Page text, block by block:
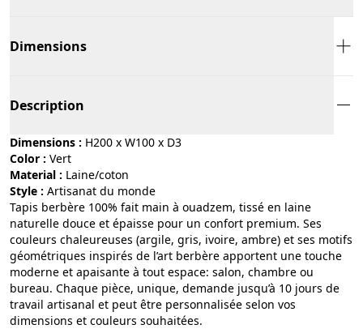
Dimensions
Description
Dimensions : H200 x W100 x D3
Color :
vert
Material :
laine/coton
Style :
artisanat du monde
Tapis berbère 100% fait main à ouadzem, tissé en laine
naturelle douce et épaisse pour un confort premium. Ses
couleurs chaleureuses (argile, gris, ivoire, ambre) et ses motifs
géométriques inspirés de l’art berbère apportent une touche
moderne et apaisante à tout espace: salon, chambre ou
bureau. Chaque pièce, unique, demande jusqu’à 10 jours de
travail artisanal et peut être personnalisée selon vos
dimensions et couleurs souhaitées.